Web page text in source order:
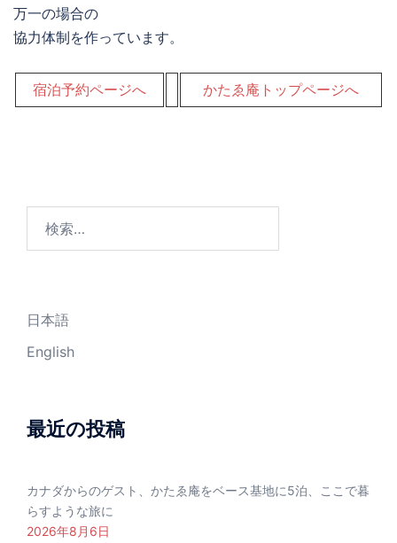
万一の場合の
協力体制を作っています。
宿泊予約ページへ かたゑ庵トップページへ
日本語
English
最近の投稿
カナダからのゲスト、かたゑ庵をベース基地に5泊、ここで暮
らすような旅に
2026年8月6日